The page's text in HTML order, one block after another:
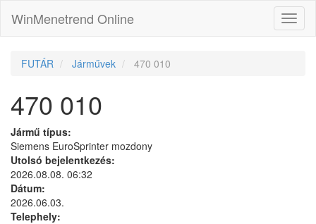
WinMenetrend Online
FUTÁR Járművek 470 010
470 010
Jármű típus:
Siemens EuroSprinter mozdony
Utolsó bejelentkezés:
2026.08.08. 06:32
Dátum:
2026.06.03.
Telephely: